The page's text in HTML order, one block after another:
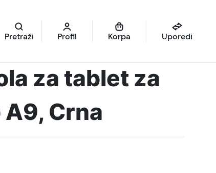
Pretraži Profil Korpa Uporedi
za tablet za
A9, Crna